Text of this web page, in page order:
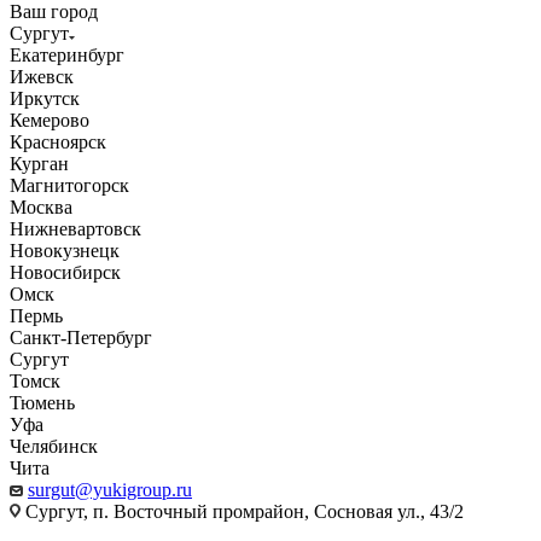
Ваш город
Сургут
Екатеринбург
Ижевск
Иркутск
Кемерово
Красноярск
Курган
Магнитогорск
Москва
Нижневартовск
Новокузнецк
Новосибирск
Омск
Пермь
Санкт-Петербург
Сургут
Томск
Тюмень
Уфа
Челябинск
Чита
surgut@yukigroup.ru
Сургут, п. Восточный промрайон, Сосновая ул., 43/2